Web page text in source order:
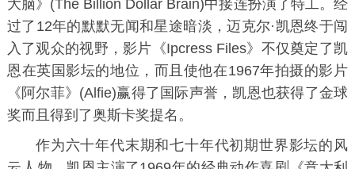
大脑》(The Billion Dollar Brain)中接连扮演了特工。经
过了12年的默默无闻和星途暗淡，迈克尔·凯恩终于闯
入了观众的视野，影片《Ipcress Files》不仅奠定了凯
恩在英国影坛的地位，而且使他在1967年拍摄的影片
《阿尔菲》(Alfie)赢得了国际声誉，凯恩也获得了金球
奖而且得到了奥斯卡奖提名。
作为六十年代末期和七十年代初期世界影坛的风